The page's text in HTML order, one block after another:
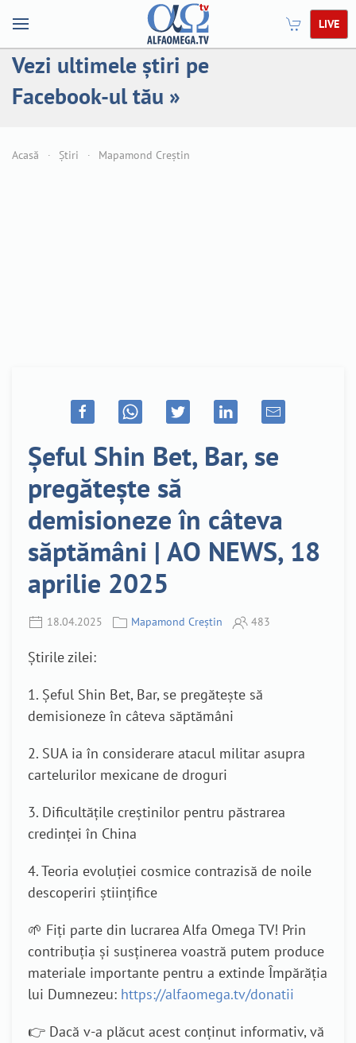
LIVE
Vezi ultimele știri pe
Facebook-ul tău »
Acasă Știri Mapamond Creștin
Şeful Shin Bet, Bar, se
pregătește să
demisioneze în câteva
săptămâni | AO NEWS, 18
aprilie 2025
18.04.2025 Mapamond Creștin 483
Știrile zilei:
1. Şeful Shin Bet, Bar, se pregătește să
demisioneze în câteva săptămâni
2. SUA ia în considerare atacul militar asupra
cartelurilor mexicane de droguri
3. Dificultățile creștinilor pentru păstrarea
credinței în China
4. Teoria evoluției cosmice contrazisă de noile
descoperiri științifice
🌱 Fiți parte din lucrarea Alfa Omega TV! Prin
contribuția și susținerea voastră putem produce
materiale importante pentru a extinde Împărăția
lui Dumnezeu: https://alfaomega.tv/donatii
👉 Dacă v-a plăcut acest conținut informativ, vă